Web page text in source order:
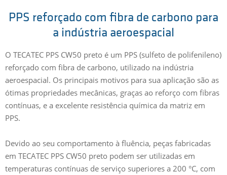
PPS reforçado com fibra de carbono para
a indústria aeroespacial
O TECATEC PPS CW50 preto é um PPS (sulfeto de polifenileno)
reforçado com fibra de carbono, utilizado na indústria
aeroespacial. Os principais motivos para sua aplicação são as
ótimas propriedades mecânicas, graças ao reforço com fibras
contínuas, e a excelente resistência química da matriz em
PPS.
Devido ao seu comportamento à fluência, peças fabricadas
em TECATEC PPS CW50 preto podem ser utilizadas em
temperaturas contínuas de serviço superiores a 200 °C, com